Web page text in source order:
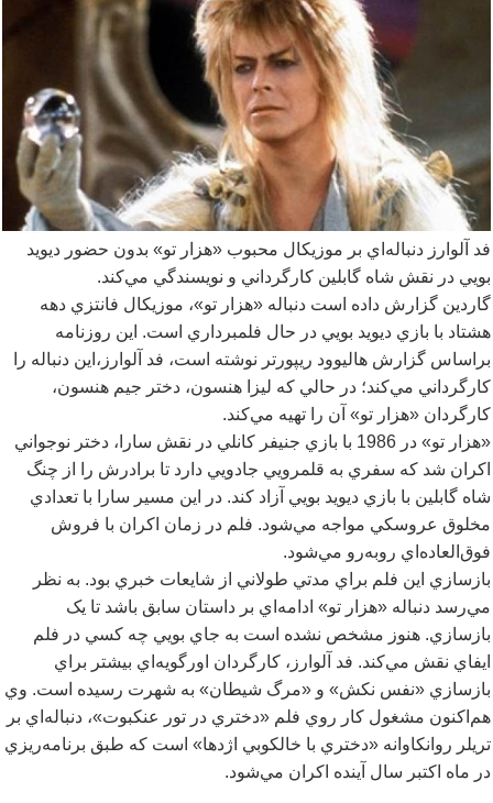
فد آلوارز دنباله اي بر موزيکال محبوب «هزار تو» بدون حضور ديويد
بويي در نقش شاه گابلين کارگرداني و نويسندگي ميکند.
گاردين گزارش داده است دنباله «هزار تو»، موزيکال فانتزي دهه
هشتاد با بازي ديويد بويي در حال فلمبرداري است. اين روزنامه
براساس گزارش هاليوود ريپورتر نوشته است، فد آلوارز،اين دنباله را
کارگرداني ميکند؛ در حالي که ليزا هنسون، دختر جيم هنسون،
کارگردان «هزار تو» آن را تهيه ميکند.
«هزار تو» در 1986 با بازي جنيفر کانلي در نقش سارا، دختر نوجواني
اکران شد که سفري به قلمرويي جادويي دارد تا برادرش را از چنگ
شاه گابلين با بازي ديويد بويي آزاد کند. در اين مسير سارا با تعدادي
مخلوق عروسکي مواجه ميشود. فلم در زمان اکران با فروش
فوق العاده اي روبهرو ميشود.
بازسازي اين فلم براي مدتي طولاني از شايعات خبري بود. به نظر
ميرسد دنباله «هزار تو» ادامه اي بر داستان سابق باشد تا يک
بازسازي. هنوز مشخص نشده است به جاي بويي چه کسي در فلم
ايفاي نقش ميکند. فد آلوارز، کارگردان اورگويه اي بيشتر براي
بازسازي «نفس نکش» و «مرگ شيطان» به شهرت رسيده است. وي
هم اکنون مشغول کار روي فلم «دختري در تور عنکبوت»، دنباله اي بر
تريلر روانکاوانه «دختري با خالکوبي اژدها» است که طبق برنامهريزي
در ماه اکتبر سال آينده اکران ميشود.